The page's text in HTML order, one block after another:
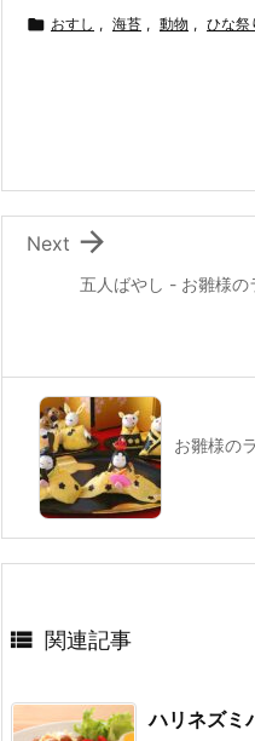
c
o
k
itt e
er
 おすし , 海苔 , 動物 , ひな祭
五人ばやし - お雛様の

Next
お雛様の
 関連記事
ハリネズミ